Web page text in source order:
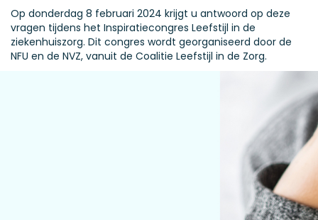
Op donderdag 8 februari 2024 krijgt u antwoord op deze
vragen tijdens het Inspiratiecongres Leefstijl in de
ziekenhuiszorg. Dit congres wordt georganiseerd door de
NFU en de NVZ, vanuit de Coalitie Leefstijl in de Zorg.